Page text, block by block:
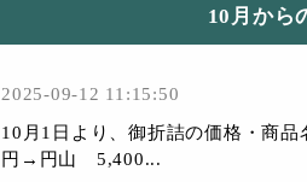
10月から
2025-09-12 11:15:50
10月1日より、御折詰の価格・商
円→円山 5,400...